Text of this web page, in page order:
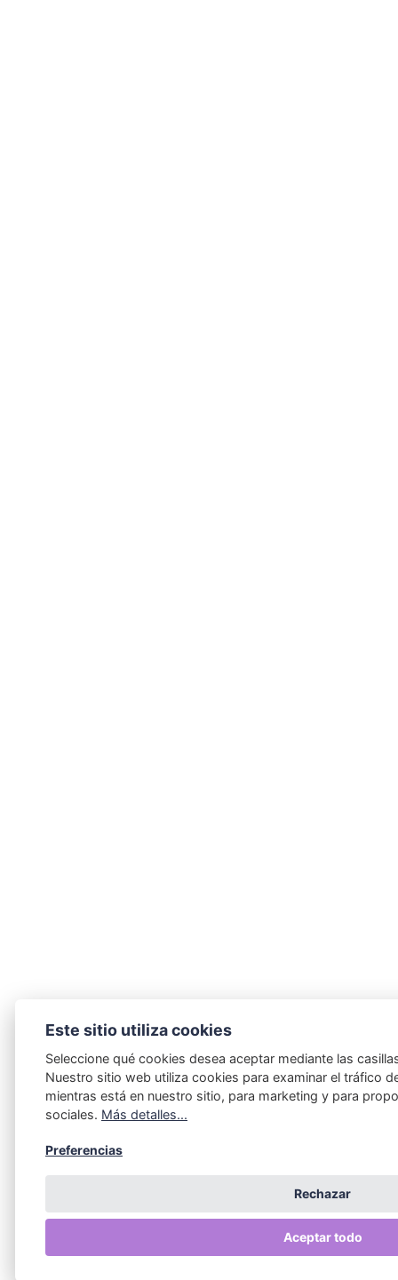
Este sitio utiliza cookies
Seleccione qué cookies desea aceptar mediante las
Nuestro sitio web utiliza cookies para examinar el tráfico
mientras está en nuestro sitio, para marketing y para
sociales. Más detalles...
Preferencias
Rechazar
Aceptar todo